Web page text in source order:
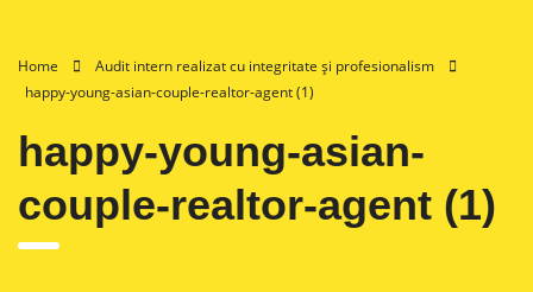
Home
Audit intern realizat cu integritate și profesionalism
happy-young-asian-couple-realtor-agent (1)
happy-young-asian-
couple-realtor-agent (1)